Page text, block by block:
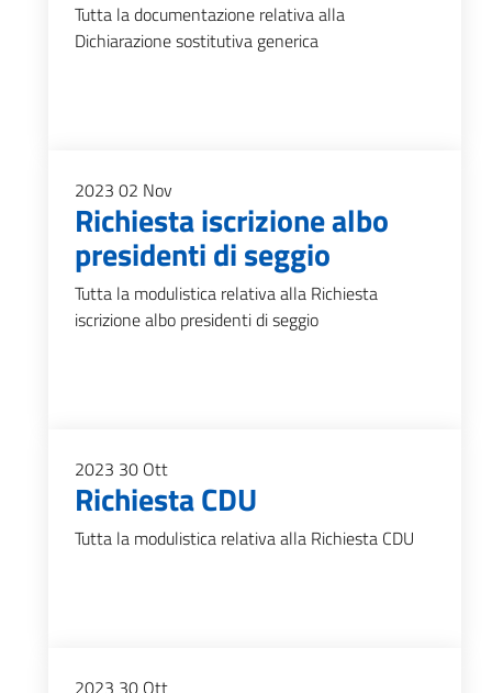
Tutta la documentazione relativa alla
Dichiarazione sostitutiva generica
2023 02 Nov
Richiesta iscrizione albo
presidenti di seggio
Tutta la modulistica relativa alla Richiesta
iscrizione albo presidenti di seggio
2023 30 Ott
Richiesta CDU
Tutta la modulistica relativa alla Richiesta CDU
2023 30 Ott